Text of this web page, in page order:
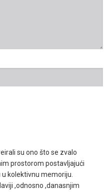
su ono što se zvalo
prostorom postavljajući
kolektivnu memoriju.
,odnosno ,danasnjim